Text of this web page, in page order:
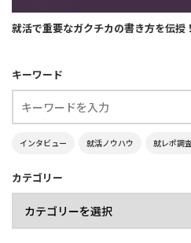
就活で重要なガクチカの書き方を伝
キーワード
インタビュー 就活ノウハウ 就レポ調査
カテゴリー